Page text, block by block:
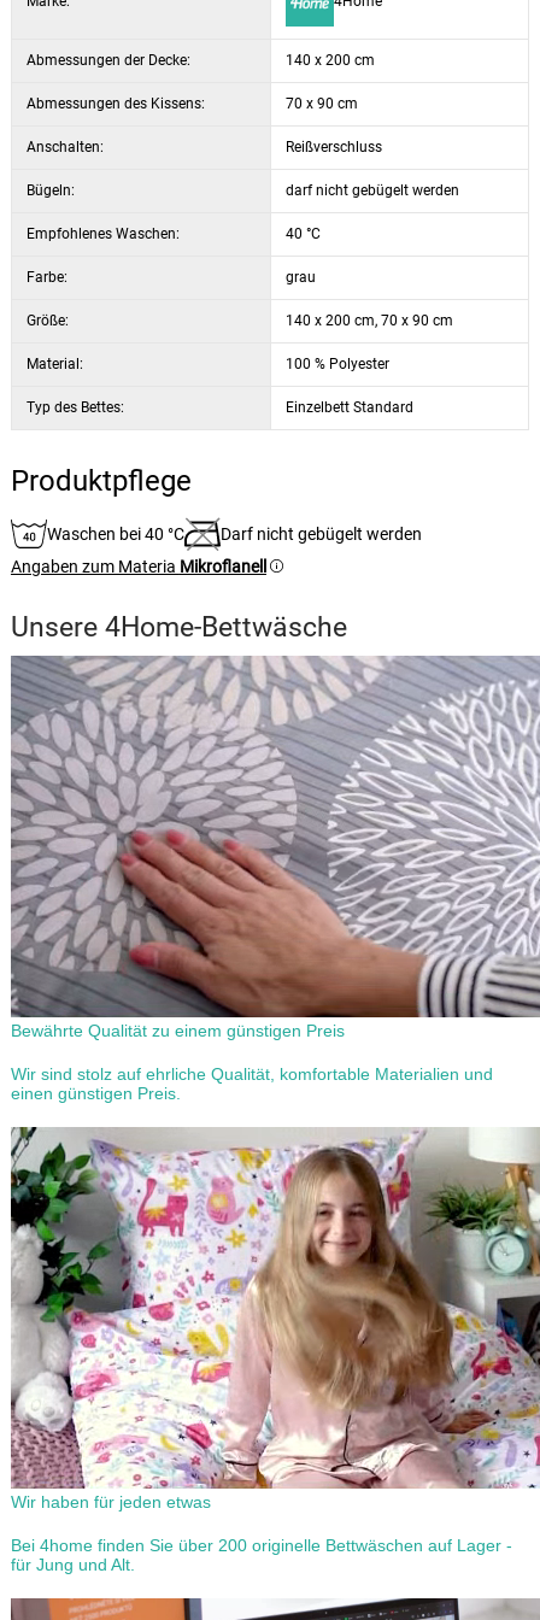
Abmessungen der Decke: 140 x 200 cm
Abmessungen des Kissens: 70 x 90 cm
Anschalten: Reißverschluss
Bügeln: darf nicht gebügelt werden
Empfohlenes Waschen: 40 °C
Farbe: grau
Größe: 140 x 200 cm, 70 x 90 cm
Material: 100 % Polyester
Typ des Bettes: Einzelbett Standard
Produktpflege
Waschen bei 40 °C
Darf nicht gebügelt werden
Angaben zum Materia Mikroflanell
Unsere 4Home-Bettwäsche
Bewährte Qualität zu einem günstigen Preis
Wir sind stolz auf ehrliche Qualität, komfortable Materialien und
einen günstigen Preis.
Wir haben für jeden etwas
Bei 4home finden Sie über 200 originelle Bettwäschen auf Lager -
für Jung und Alt.